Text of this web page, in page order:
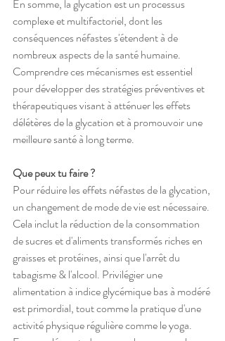
En somme, la glycation est un processus
complexe et multifactoriel, dont les
conséquences néfastes s'étendent à de
nombreux aspects de la santé humaine.
Comprendre ces mécanismes est essentiel
pour développer des stratégies préventives et
thérapeutiques visant à atténuer les effets
délétères de la glycation et à promouvoir une
meilleure santé à long terme.
Que peux tu faire ?
Pour réduire les effets néfastes de la glycation,
un changement de mode de vie est nécessaire.
Cela inclut la réduction de la consommation
de sucres et d'aliments transformés riches en
graisses et protéines, ainsi que l'arrêt du
tabagisme & l'alcool. Privilégier une
alimentation à indice glycémique bas à modéré
est primordial, tout comme la pratique d'une
activité physique régulière comme le yoga.